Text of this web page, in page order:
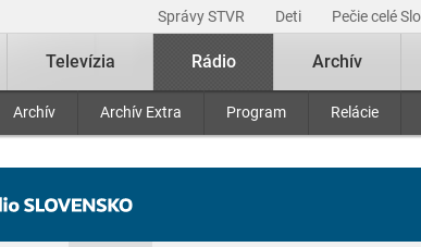
Správy STVR Deti Pečie celé
Televízia Rádio
Archív Archív Extra Program Relácie
Archív